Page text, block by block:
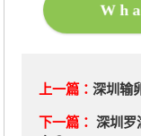
上一篇： 深圳输
下一篇： 深圳罗